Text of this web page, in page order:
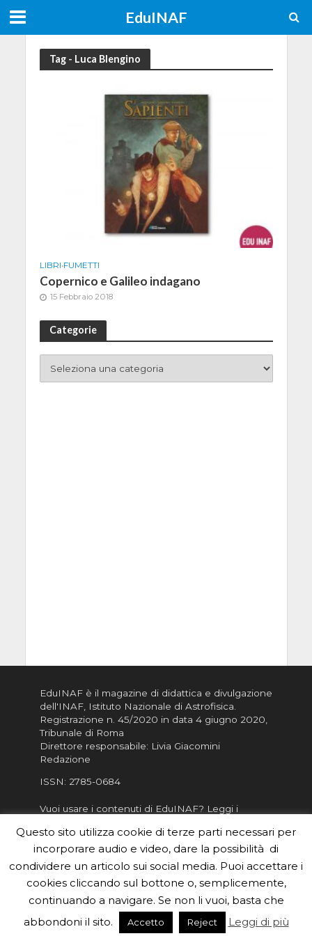
EduINAF
Tag - Luca Blengino
LIBRI•FUMETTI
Copernico e Galileo indagano
15 Febbraio 2018
Categorie
EduINAF è il magazine di didattica e divulgazione
dell'INAF, Istituto Nazionale di Astrofisica
Registrazione n. 45/2020 in data 4 giugno 2020,
Tribunale di Roma
Direttore responsabile: Livia Giacomini
Redazione
ISSN: 2785-0684
Vuoi usare i contenuti di EduINAF? Leggi i
Informativa sulla Privacy
Informatva sui Cookie
Per la rubrica de l'Astronomo risponde, per
inviarci le tue foto o i tuoi contributi, scrivici a
redazione.edu [chiocciola] inaf.it oppure
il form
Questo sito utilizza cookie di terze parti necessari per
incorporare audio e video, dare la possibilità di
condividere un articolo sui social media. Puoi accettare i
cookies cliccando sul bottone o, semplicemente,
continuando a navigare. Se non li vuoi, basta che
abbondoni il sito.
Accetto Reject Leggi di più